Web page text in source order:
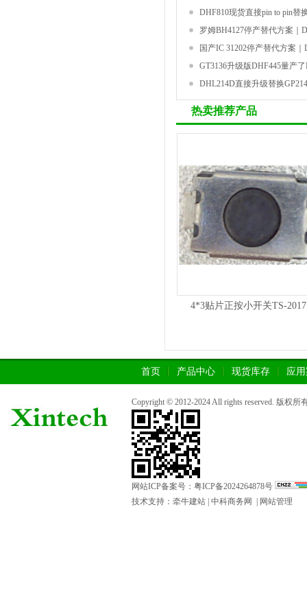
DHF810现货直接pin to pin替
罗姆BH4127停产替代方案｜
国产IC 31202停产替代方案
GT3136升级版DHF445量产
DHL214D直接升级替换
热卖推荐产品
4*3贴片正按小开关TS-
首页 产品中心 现货库存 应
Copyright © 2012-2024 All rights reserved. 版权
网站ICP备案号： 粤ICP备2024264878号
技术支持： 牵牛建站 中科商务网 网站管理